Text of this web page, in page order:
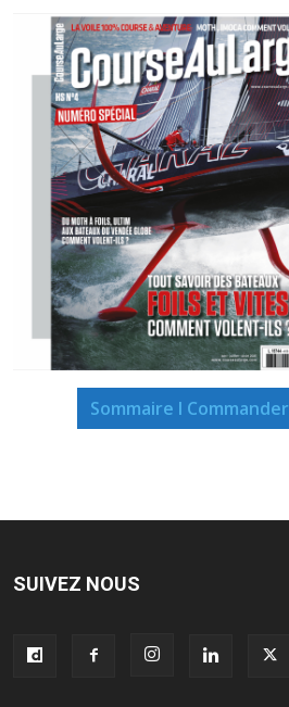
Sommaire I Commander
SUIVEZ NOUS